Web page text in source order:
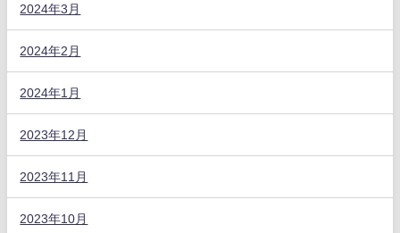
2024年3月
2024年2月
2024年1月
2023年12月
2023年11月
2023年10月